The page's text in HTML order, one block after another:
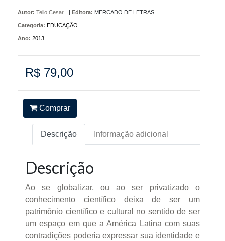
Autor: Tello Cesar Editora: MERCADO DE LETRAS
Categoria: EDUCAÇÃO
Ano: 2013
R$ 79,00
Comprar
Descrição Informação adicional
Descrição
Ao se globalizar, ou ao ser privatizado o
conhecimento científico deixa de ser um
patrimônio científico e cultural no sentido de ser
um espaço em que a América Latina com suas
contradições poderia expressar sua identidade e